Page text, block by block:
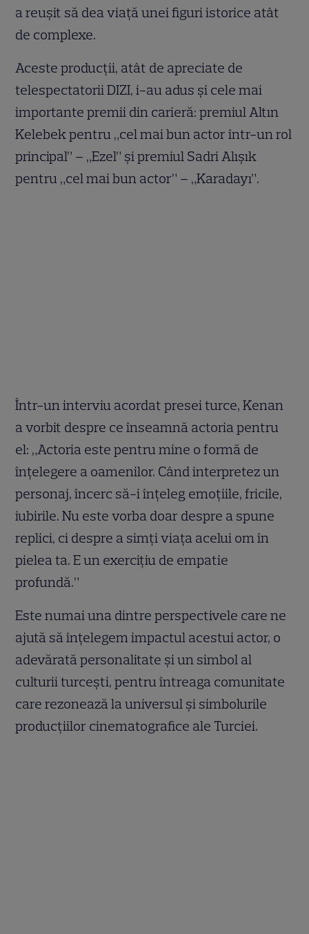
a reușit să dea viață unei figuri istorice atât
de complexe.
Aceste producții, atât de apreciate de
telespectatorii DIZI, i-au adus și cele mai
importante premii din carieră: premiul Altın
Kelebek pentru „cel mai bun actor într-un rol
principal” – „Ezel” și premiul Sadri Alışık
pentru „cel mai bun actor” – „Karadayı”.
Într-un interviu acordat presei turce, Kenan
a vorbit despre ce înseamnă actoria pentru
el: „Actoria este pentru mine o formă de
înțelegere a oamenilor. Când interpretez un
personaj, încerc să-i înțeleg emoțiile, fricile,
iubirile. Nu este vorba doar despre a spune
replici, ci despre a simți viața acelui om în
pielea ta. E un exercițiu de empatie
profundă.”
Este numai una dintre perspectivele care ne
ajută să înțelegem impactul acestui actor, o
adevărată personalitate și un simbol al
culturii turcești, pentru întreaga comunitate
care rezonează la universul și simbolurile
producțiilor cinematografice ale Turciei.